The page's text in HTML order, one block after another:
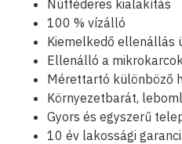
Nútféderes kialakítás
100 % vízálló
Kiemelkedő ellenállás
Ellenálló a
Mérettartó különböző
Környezetbarát,
Gyors és egyszerű
10 év lakossági